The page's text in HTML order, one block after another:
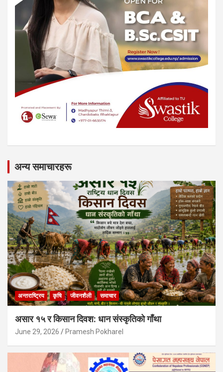
अन्य समाचारहरू
अन्तराष्ट्रिय कृषि जीवनशैली समाचार
असार १५ र किसान दिवश: धान संस्कृतिको गाँथा
June 29, 2026 Pramesh Pokharel